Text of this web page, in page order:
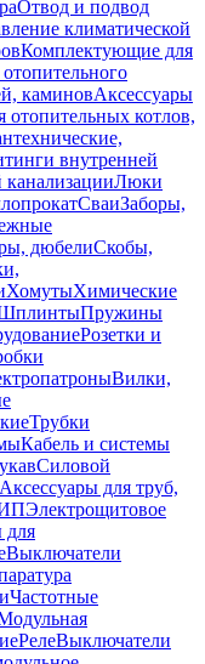
Отвод и подвод
климатической
Комплектующие для
каминовАксессуары
котлов,
внутренней
Люки
СваиЗаборы,
дюбелиСкобы,
ХомутыХимические
Пружины
Розетки и
Вилки,
Трубки
Кабель и системы
Силовой
Аксессуары для труб,
Электрощитовое
для
Выключатели
Частотные
РелеВыключатели